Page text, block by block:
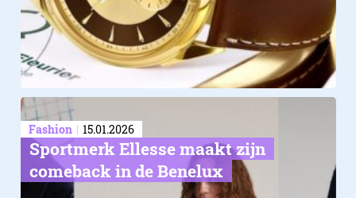
Fashion 15.01.2026
Sportmerk Ellesse maakt zijn
comeback in de Benelux